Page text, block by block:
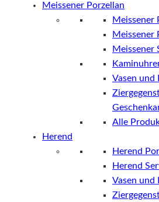
Meissener Porzellan
Meissener
Meissener
Meissener
Vasen und
Alle
Herend
Herend
Herend
Vasen und